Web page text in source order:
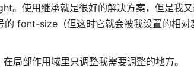
。使用继承就是很好的解决方案，但是我
font-size（但这时它就会被我设置的相对
局部作用域里只调整我需要调整的地方。